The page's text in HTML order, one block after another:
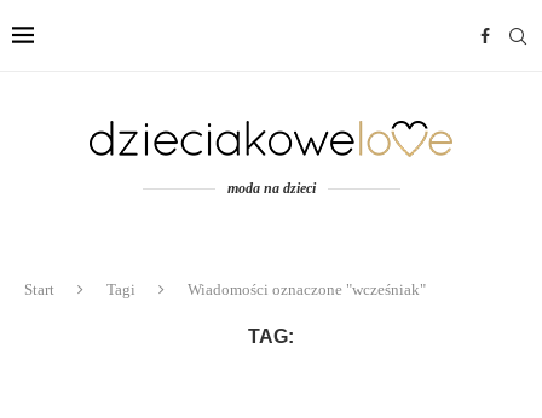
moda na dzieci
Start Tagi Wiadomości oznaczone "wcześniak"
TAG: